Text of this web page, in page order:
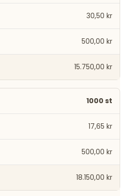
30,50 kr
500,00 kr
15.750,00 kr
1000 st
17,65 kr
500,00 kr
18.150,00 kr